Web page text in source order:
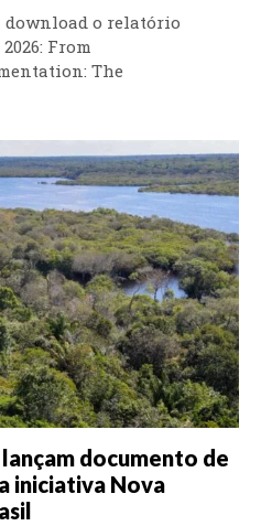
o relatório
From
The
documento de
iniciativa Nova